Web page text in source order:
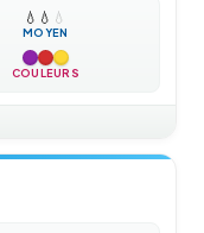
💧 💧 💧
MOYEN
COULEURS